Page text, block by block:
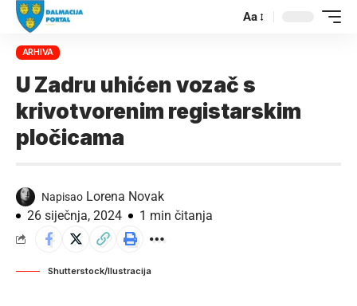
Aa
ARHIVA
U Zadru uhićen vozač s
krivotvorenim registarskim
pločicama
Napisao Lorena Novak
26 siječnja, 2024
1 min čitanja
Shutterstock/Ilustracija